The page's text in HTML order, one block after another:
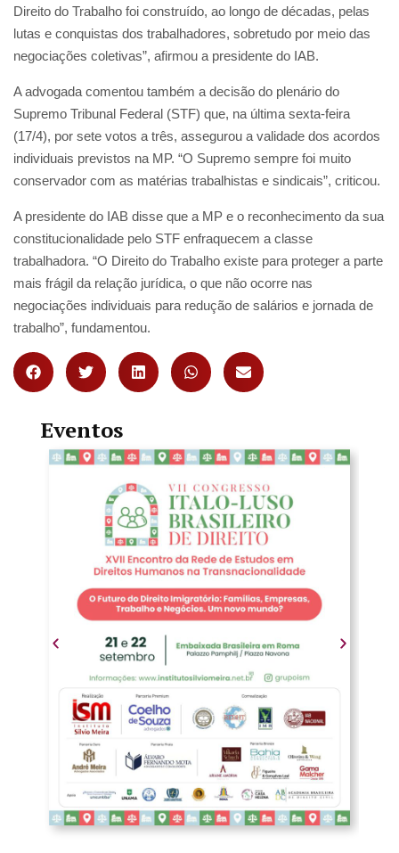
Direito do Trabalho foi construído, ao longo de décadas, pelas
lutas e conquistas dos trabalhadores, sobretudo por meio das
negociações coletivas”, afirmou a presidente do IAB.
A advogada comentou também a decisão do plenário do
Supremo Tribunal Federal (STF) que, na última sexta-feira
(17/4), por sete votos a três, assegurou a validade dos acordos
individuais previstos na MP. “O Supremo sempre foi muito
conservador com as matérias trabalhistas e sindicais”, criticou.
A presidente do IAB disse que a MP e o reconhecimento da sua
constitucionalidade pelo STF enfraquecem a classe
trabalhadora. “O Direito do Trabalho existe para proteger a parte
mais frágil da relação jurídica, o que não ocorre nas
negociações individuais para redução de salários e jornada de
trabalho”, fundamentou.
Eventos